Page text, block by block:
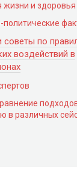
жизни и здоровья
политические
советы по
воздействий в
в различных